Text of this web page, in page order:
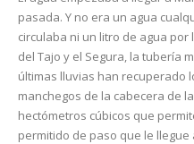
pasada. Y no era un agua
circulaba ni un litro de agua
del Tajo y el Segura, la tubería
últimas lluvias han recuperado
manchegos de la cabecera de
hectómetros cúbicos que
permitido de paso que le llegue